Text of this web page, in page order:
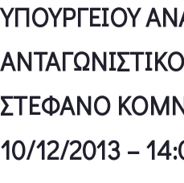
ΥΠΟΥΡΓΕΙΟΥ
ΣΤΕΦΑΝΟ
10/12/2013 –